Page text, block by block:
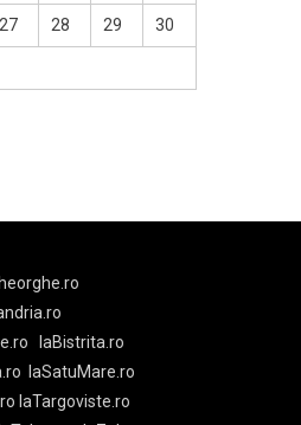
27 28 29 30
laBistrita.ro
laSatuMare.ro
laTargoviste.ro